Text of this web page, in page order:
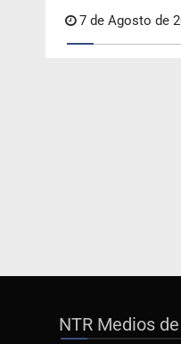
7 de Agosto de
NTR Medios